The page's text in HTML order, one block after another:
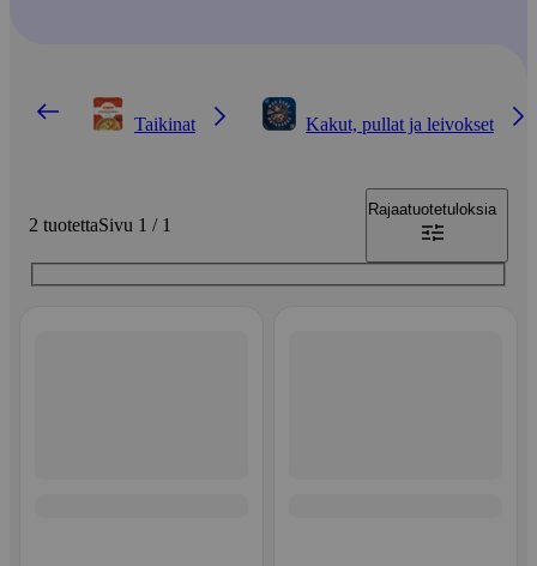
Taikinat Kakut, pullat ja leivokset
2 tuotettaSivu 1 / 1
Rajaatuotetuloksia